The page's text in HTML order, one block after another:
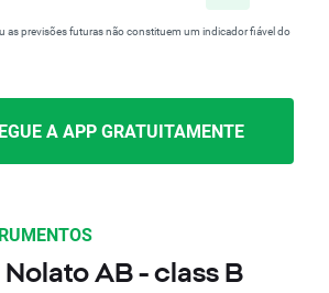
as previsões futuras não constituem um indicador fiável do
A APP GRATUITAMENTE
AB - class B